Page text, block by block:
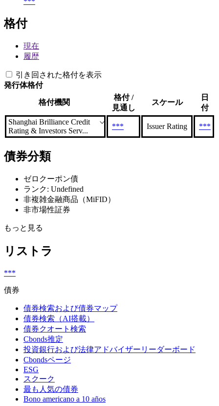
格付
現在
履歴
引き回された格付を表示
発行体格付
格付機関
格付 /
見通し
スケール
日
付
Shanghai Brilliance Credit
Rating & Investors Serv...
*** Issuer Rating ***
債券分類
ゼロクーポン債
ランク: Undefined
非複雑金融商品（MiFID）
非市場性証券
もっと見る
リストラ
***
債券
債券検索および債券マップ
債券検索（AI搭載）
債券クオート検索
Cbonds推定
投資銀行および法律アドバイザーリーダーボード
Cbondsページ
ESG
スクーク
最も人気の債券
Bono americano a 10 años